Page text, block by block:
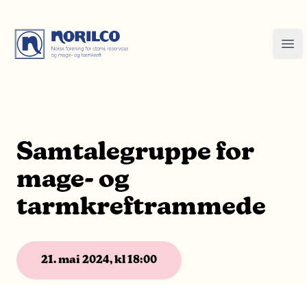
Samtalegruppe for
mage- og
tarmkreftrammede
21. mai 2024, kl 18:00